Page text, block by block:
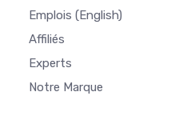
Emplois (English)
Affiliés
Experts
Notre Marque